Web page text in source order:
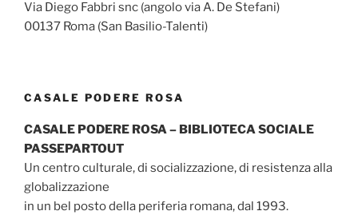
Via Diego Fabbri snc (angolo via A. De Stefani)
00137 Roma (San Basilio-Talenti)
CASALE PODERE ROSA
CASALE PODERE ROSA – BIBLIOTECA SOCIALE
PASSEPARTOUT
Un centro culturale, di socializzazione, di resistenza alla
globalizzazione
in un bel posto della periferia romana, dal 1993.